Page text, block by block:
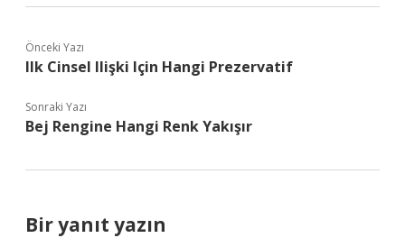
Önceki Yazı
Ilk Cinsel Ilişki Için Hangi Prezervatif
Sonraki Yazı
Bej Rengine Hangi Renk Yakışır
Bir yanıt yazın